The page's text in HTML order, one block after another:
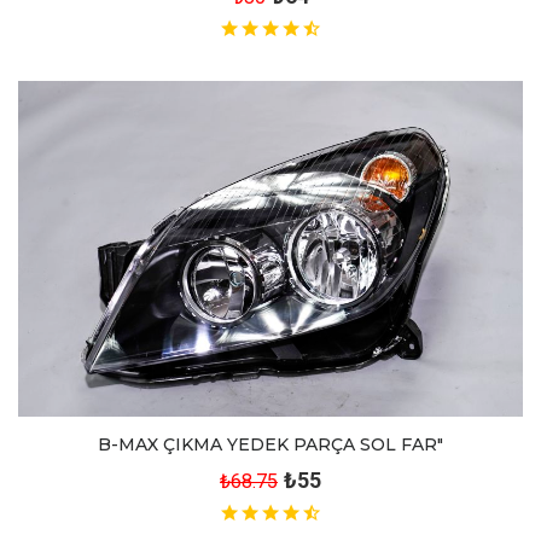
B-MAX ÇIKMA YEDEK PARÇA SOL FAR"
₺68.75 ₺55